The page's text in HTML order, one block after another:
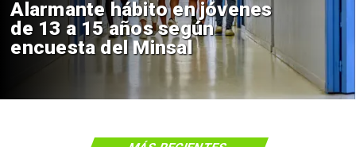
Alarmante hábito en jóvenes
de 13 a 15 años según
encuesta del Minsal